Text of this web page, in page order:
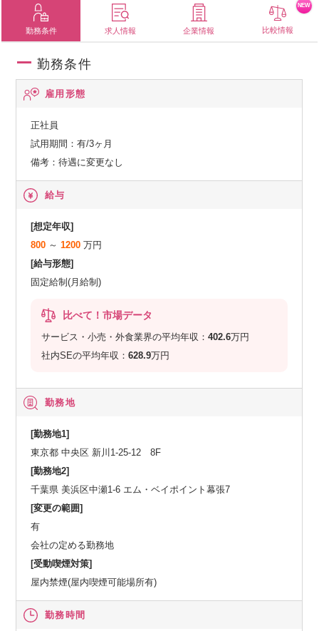
勤務条件 求人情報 企業情報 比較情報
NEW
勤務条件
雇用形態
正社員
試用期間：有/3ヶ月
備考：待遇に変更なし
給与
[想定年収]
800 ～1200 万円
[給与形態]
固定給制(月給制)
比べて！市場データ
サービス・小売・外食業界の平均年収：402.6万円
社内SEの平均年収：628.9万円
勤務地
[勤務地1]
東京都 中央区 新川1-25-12 8F
[勤務地2]
千葉県 美浜区中瀬1-6 エム・ベイポイント幕張7
[変更の範囲]
有
会社の定める勤務地
[受動喫煙対策]
屋内禁煙(屋内喫煙可能場所有)
勤務時間